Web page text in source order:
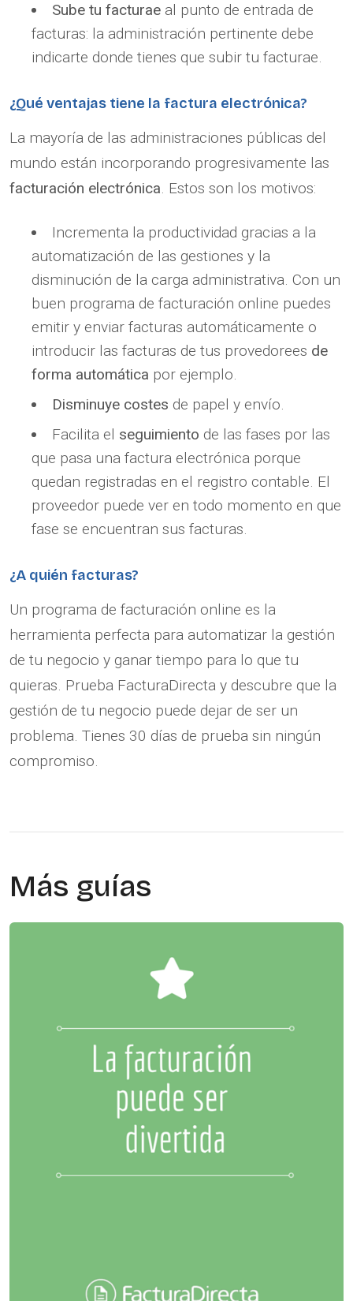
Sube tu facturae al punto de entrada de
facturas: la administración pertinente debe
indicarte donde tienes que subir tu facturae.
¿Qué ventajas tiene la factura electrónica?
La mayoría de las administraciones públicas del
mundo están incorporando progresivamente las
facturación electrónica. Estos son los motivos:
Incrementa la productividad gracias a la
automatización de las gestiones y la
disminución de la carga administrativa. Con un
buen programa de facturación online puedes
emitir y enviar facturas automáticamente o
introducir las facturas de tus provedorees de
forma automática por ejemplo.
Disminuye costes de papel y envío.
Facilita el seguimiento de las fases por las
que pasa una factura electrónica porque
quedan registradas en el registro contable. El
proveedor puede ver en todo momento en que
fase se encuentran sus facturas.
¿A quién facturas?
Un programa de facturación online es la
herramienta perfecta para automatizar la gestión
de tu negocio y ganar tiempo para lo que tu
quieras. Prueba FacturaDirecta y descubre que la
gestión de tu negocio puede dejar de ser un
problema. Tienes 30 días de prueba sin ningún
compromiso.
Más guías